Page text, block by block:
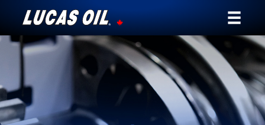
Notre histoire
Ambassadeurs